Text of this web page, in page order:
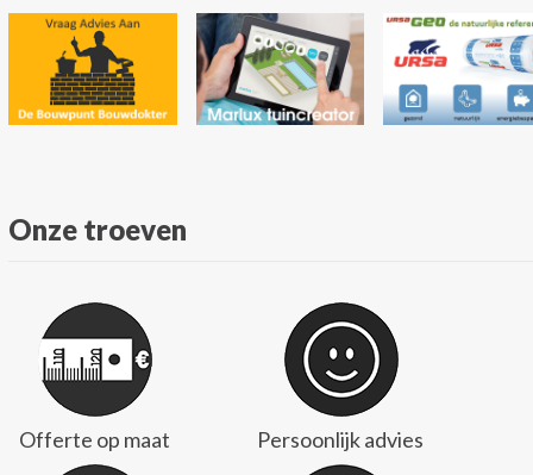
Onze troeven
Offerte op maat Persoonlijk advies